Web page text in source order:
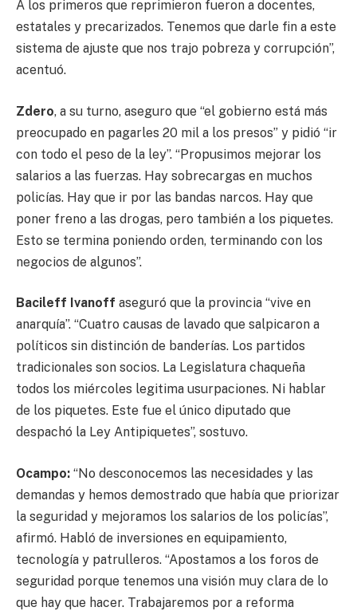
A los primeros que reprimieron fueron a docentes,
estatales y precarizados. Tenemos que darle fin a este
sistema de ajuste que nos trajo pobreza y corrupción”,
acentuó.
Zdero, a su turno, aseguro que “el gobierno está más
preocupado en pagarles 20 mil a los presos” y pidió “ir
con todo el peso de la ley”. “Propusimos mejorar los
salarios a las fuerzas. Hay sobrecargas en muchos
policías. Hay que ir por las bandas narcos. Hay que
poner freno a las drogas, pero también a los piquetes.
Esto se termina poniendo orden, terminando con los
negocios de algunos”.
Bacileff Ivanoff aseguró que la provincia “vive en
anarquía”. “Cuatro causas de lavado que salpicaron a
políticos sin distinción de banderías. Los partidos
tradicionales son socios. La Legislatura chaqueña
todos los miércoles legitima usurpaciones. Ni hablar
de los piquetes. Este fue el único diputado que
despachó la Ley Antipiquetes”, sostuvo.
Ocampo: “No desconocemos las necesidades y las
demandas y hemos demostrado que había que priorizar
la seguridad y mejoramos los salarios de los policías”,
afirmó. Habló de inversiones en equipamiento,
tecnología y patrulleros. “Apostamos a los foros de
seguridad porque tenemos una visión muy clara de lo
que hay que hacer. Trabajaremos por a reforma